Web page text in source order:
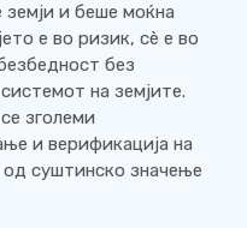
и беше моќна
е во ризик, сè е во
без
на земјите.
зголеми
и верификација на
суштинско значење